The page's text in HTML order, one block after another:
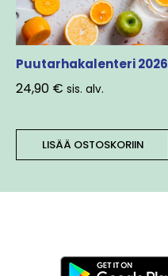
Puutarhakalenteri 2026
24,90 € sis. alv.
LISÄÄ OSTOSKORIIN